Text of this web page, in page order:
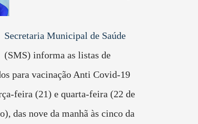
Secretaria Municipal de Saúde
(SMS) informa as listas de
para vacinação Anti Covid-19
feira (21) e quarta-feira (22 de
das nove da manhã às cinco da